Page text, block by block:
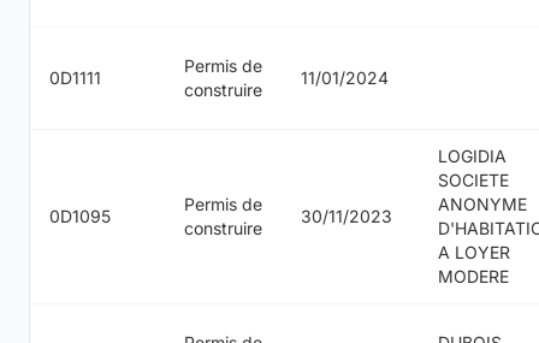
0D1111
Permis de
construire
11/01/2024
0D1095
Permis de
construire
30/11/2023
LOGIDIA
SOCIETE
ANONYME
A LOYER
MODERE